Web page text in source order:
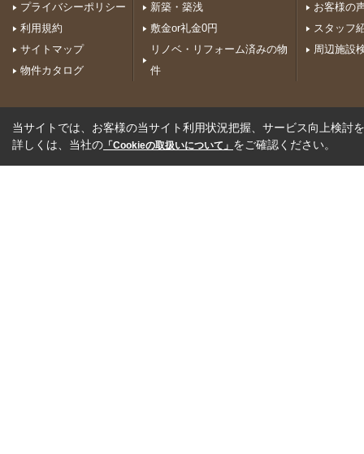
プライバシーポリシー
利用規約
サイトマップ
物件カタログ
新築・築浅
敷金or礼金0円
リノベ・リフォーム済みの物
件
お客様の
スタッフ
周辺施設
当サイトでは、お客様の当サイト利用状況把握、サービス向上検討
詳しくは、当社の 「Cookieの取扱いについて」 をご確認ください。